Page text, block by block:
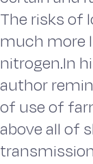
The risks of
much more
nitrogen.In
author
of use of
above all of